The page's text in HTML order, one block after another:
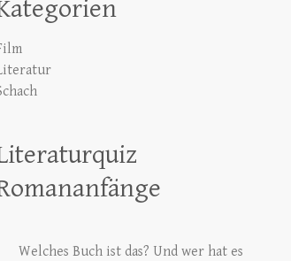
Welches Buch ist das? Und wer hat es